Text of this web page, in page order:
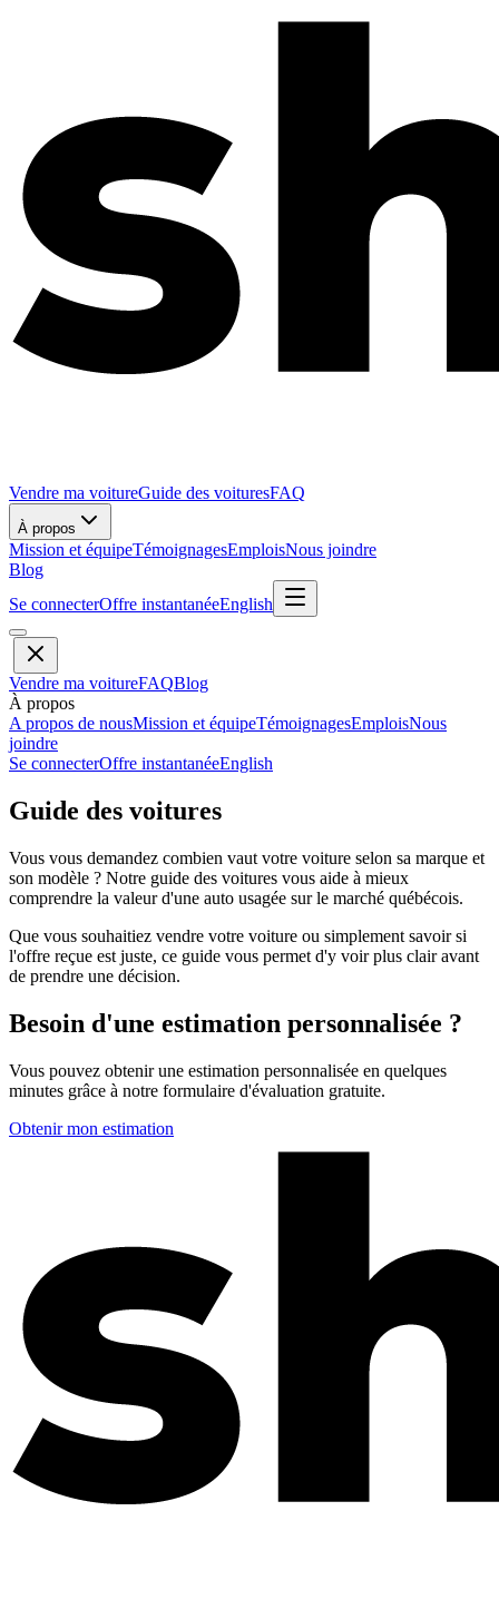
Vendre ma voitureGuide des voituresFAQ
À propos
Mission et équipeTémoignagesEmploisNous joindre
Blog
Se connecterOffre instantanéeEnglish
Vendre ma voitureFAQBlog
À propos
A propos de nousMission et équipeTémoignagesEmploisNous
joindre
Se connecterOffre instantanéeEnglish
Guide des voitures
Vous vous demandez combien vaut votre voiture selon sa marque et
son modèle ? Notre guide des voitures vous aide à mieux
comprendre la valeur d'une auto usagée sur le marché québécois.
Que vous souhaitiez vendre votre voiture ou simplement savoir si
l'offre reçue est juste, ce guide vous permet d'y voir plus clair avant
de prendre une décision.
Besoin d'une estimation personnalisée ?
Vous pouvez obtenir une estimation personnalisée en quelques
minutes grâce à notre formulaire d'évaluation gratuite.
Obtenir mon estimation